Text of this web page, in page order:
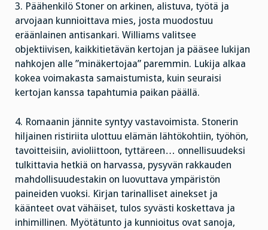
3. Päähenkilö Stoner on arkinen, alistuva, työtä ja
arvojaan kunnioittava mies, josta muodostuu
eräänlainen antisankari. Williams valitsee
objektiivisen, kaikkitietävän kertojan ja pääsee lukijan
nahkojen alle ”minäkertojaa” paremmin. Lukija alkaa
kokea voimakasta samaistumista, kuin seuraisi
kertojan kanssa tapahtumia paikan päällä.
4. Romaanin jännite syntyy vastavoimista. Stonerin
hiljainen ristiriita ulottuu elämän lähtökohtiin, työhön,
tavoitteisiin, avioliittoon, tyttäreen… onnellisuudeksi
tulkittavia hetkiä on harvassa, pysyvän rakkauden
mahdollisuudestakin on luovuttava ympäristön
paineiden vuoksi. Kirjan tarinalliset ainekset ja
käänteet ovat vähäiset, tulos syvästi koskettava ja
inhimillinen. Myötätunto ja kunnioitus ovat sanoja,